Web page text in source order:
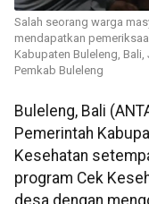
Salah seorang warga
mendapatkan
Kabupaten Buleleng,
Pemkab Buleleng
Buleleng, Bali
Pemerintah
Kesehatan
program Cek